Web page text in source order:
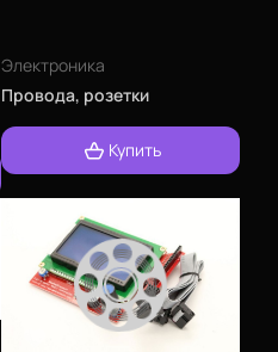
Электроника
Провода, розетки
Купить